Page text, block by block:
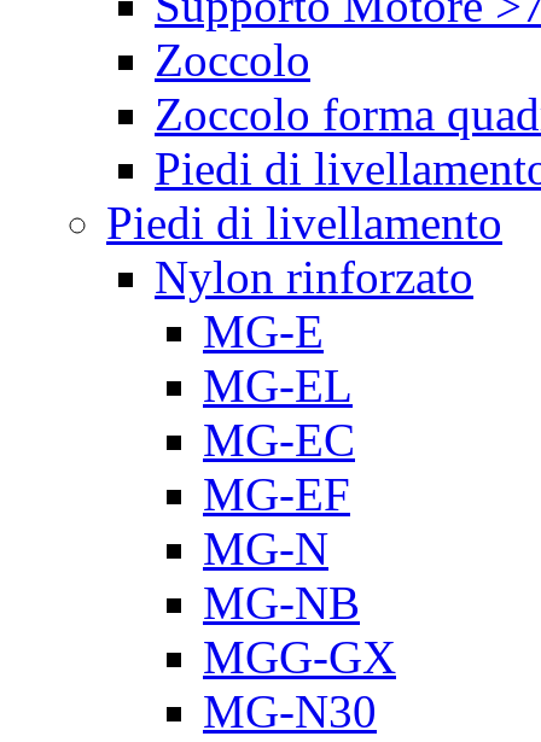
Zoccolo
Zoccolo forma
Piedi di
Piedi di livellamento
Nylon rinforzato
MG-E
MG-EL
MG-EC
MG-EF
MG-N
MG-NB
MGG-GX
MG-N30